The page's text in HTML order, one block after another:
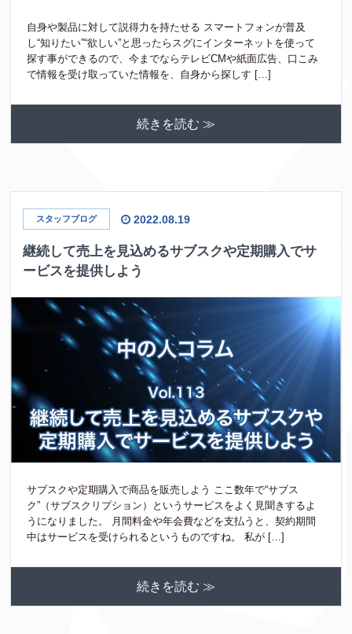
自身や製品に対して説得力を持たせる スマートフォンが普及
し“知りたい”“欲しい”と思ったらスグにインターネットを使って
探す事ができるので、今までならテレビCMや紙面広告、口こみ
で情報を受け取っていた情報を、自身から探しす […]
続きを読む ≫
スタッフブログ 2022.08.19
継続して売上を見込めるサブスクや定期購入でサ
ービスを提供しよう
サブスクや定期購入で商品を販売しよう ここ数年で“サブス
ク”（サブスクリプション）というサービスをよく見聞きするよ
うになりました。 月間料金や年会費などを支払うと、契約期間
中はサービスを受けられるというものですね。 私が […]
続きを読む ≫